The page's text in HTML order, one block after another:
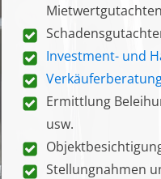
Investment- und
Ermittlung
usw.
Stellungnahmen